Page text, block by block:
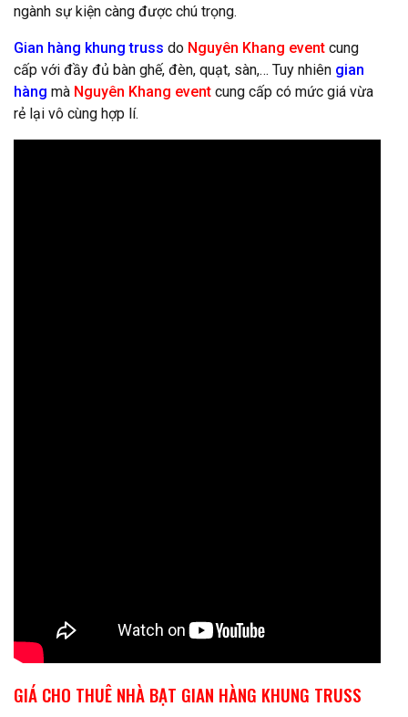
ngành sự kiện càng được chú trọng.
Gian hàng khung truss do Nguyên Khang event cung
cấp với đầy đủ bàn ghế, đèn, quạt, sàn,… Tuy nhiên gian
hàng mà Nguyên Khang event cung cấp có mức giá vừa
rẻ lại vô cùng hợp lí.
GIÁ CHO THUÊ NHÀ BẠT GIAN HÀNG KHUNG TRUSS